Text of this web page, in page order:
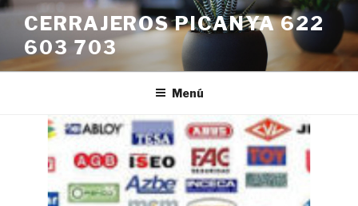
Saltar
contenido
CERRAJEROS PICANYA 622
603 703
Menú